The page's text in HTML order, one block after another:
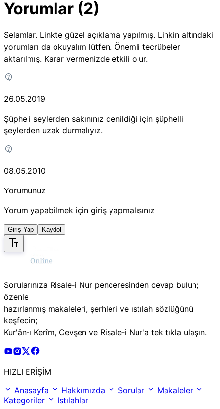
Yorumlar (2)
Selamlar. Linkte güzel açıklama yapılmış. Linkin altındaki
yorumları da okuyalım lütfen. Önemli tecrübeler
aktarılmış. Karar vermenizde etkili olur.
26.05.2019
Şüpheli seylerden sakınınız denildiği için şüphelli
şeylerden uzak durmalıyız.
08.05.2010
Yorumunuz
Yorum yapabilmek için giriş yapmalısınız
Giriş Yap Kaydol
Sorularınıza Risale‑i Nur penceresinden cevap bulun;
özenle
hazırlanmış makaleleri, şerhleri ve ıstılah sözlüğünü
keşfedin;
Kur'ân‑ı Kerîm, Cevşen ve Risale‑i Nur'a tek tıkla ulaşın.
Risale Online Youtube Hesabı
Risale Online Instagram Hesabı
Risale Online X Hesabı
HIZLI ERİŞİM
Anasayfa
Hakkımızda Sorular
Makaleler
Kategoriler
Istılahlar